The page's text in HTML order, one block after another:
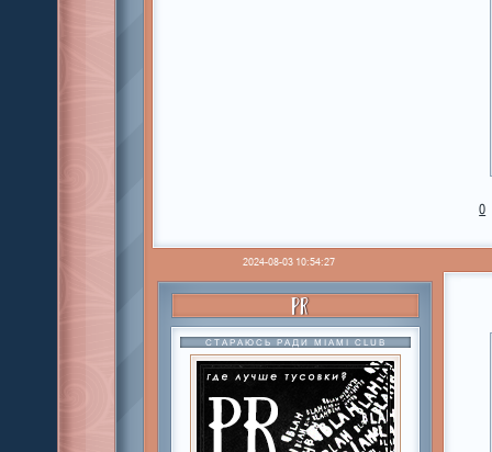
0
2024-08-03 10:54:27
PR
СТАРАЮСЬ РАДИ MIAMI CLUB